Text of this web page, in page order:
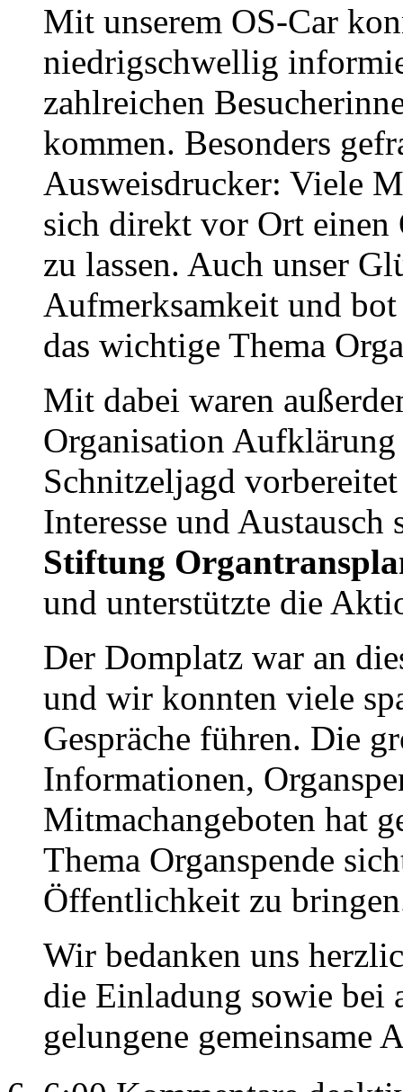
Mit unserem OS-Car
niedrigschwellig
zahlreichen
kommen. Besonders
Ausweisdrucker: Viele
sich direkt vor Ort einen
zu lassen. Auch unser
Aufmerksamkeit und
das wichtige Thema
Mit dabei waren
Organisation Aufklärung
Schnitzeljagd
Interesse und
Stiftung
und unterstützte die
Der Domplatz war an
und wir konnten viele
Gespräche führen. Die
Informationen,
Mitmachangeboten hat
Thema Organspende
Öffentlichkeit zu
Wir bedanken uns
die Einladung sowie
gelungene gemeinsame